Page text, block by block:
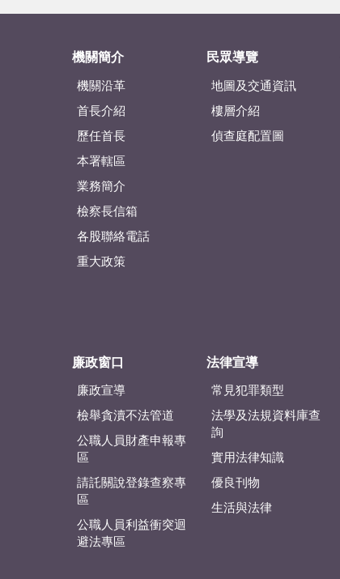
機關簡介
機關沿革
首長介紹
歷任首長
本署轄區
業務簡介
檢察長信箱
各股聯絡電話
重大政策
民眾導覽
地圖及交通資訊
樓層介紹
偵查庭配置圖
廉政窗口
廉政宣導
檢舉貪瀆不法管道
公職人員財產申報專
區
請託關說登錄查察專
區
公職人員利益衝突迴
避法專區
法律宣導
常見犯罪類型
法學及法規資料庫查
詢
實用法律知識
優良刊物
生活與法律